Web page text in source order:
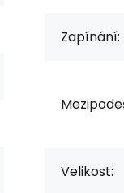
Zapínání:
Velikost: